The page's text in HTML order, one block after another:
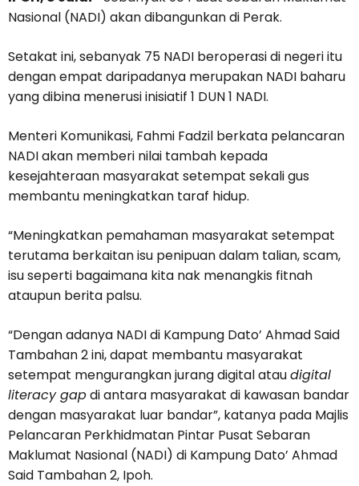
Nasional (NADI) akan dibangunkan di Perak.
Setakat ini, sebanyak 75 NADI beroperasi di negeri itu
dengan empat daripadanya merupakan NADI baharu
yang dibina menerusi inisiatif 1 DUN 1 NADI.
Menteri Komunikasi, Fahmi Fadzil berkata pelancaran
NADI akan memberi nilai tambah kepada
kesejahteraan masyarakat setempat sekali gus
membantu meningkatkan taraf hidup.
“Meningkatkan pemahaman masyarakat setempat
terutama berkaitan isu penipuan dalam talian, scam,
isu seperti bagaimana kita nak menangkis fitnah
ataupun berita palsu.
“Dengan adanya NADI di Kampung Dato’ Ahmad Said
Tambahan 2 ini, dapat membantu masyarakat
setempat mengurangkan jurang digital ataudigital
literacy gapdi antara masyarakat di kawasan bandar
dengan masyarakat luar bandar”, katanya pada Majlis
Pelancaran Perkhidmatan Pintar Pusat Sebaran
Maklumat Nasional (NADI) di Kampung Dato’ Ahmad
Said Tambahan 2, Ipoh.